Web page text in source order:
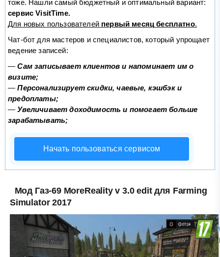
тоже. Нашли самый бюджетный и оптимальный вариант:
сервис VisitTime.
Для новых пользователей первый месяц бесплатно.
Чат-бот для мастеров и специалистов, который упрощает
ведение записей:
—Сам записывает клиентов и напоминает им о
визите;
—Персонализирует скидки, чаевые, кэшбэк и
предоплаты;
—Увеличивает доходимость и помогает больше
зарабатывать;
Начать пользоваться сервисом
Мод Газ-69 MoreReality v 3.0 edit для Farming
Simulator 2017